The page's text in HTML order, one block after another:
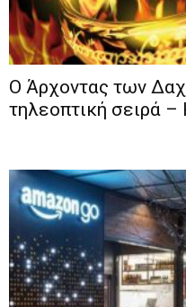
Ο Άρχοντας των
τηλεοπτική σειρά